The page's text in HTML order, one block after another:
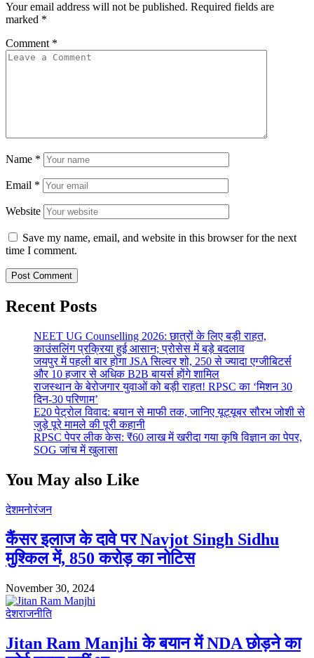
Your email address will not be published. Required fields are
marked *
Comment *
Name *
Email *
Website
Save my name, email, and website in this browser for the next
time I comment.
Recent Posts
NEET UG Counselling 2026: छात्रों के लिए बड़ी राहत,
काउंसलिंग प्रक्रिया हुई आसान; प्रोसेस में बड़े बदलाव
जयपुर में पहली बार होगा JSA सिल्वर शो, 250 से ज्यादा एग्जीबिटर्स
और 10 हजार से अधिक B2B बायर्स होंगे शामिल
राजस्थान के बेरोजगार युवाओं को बड़ी राहत! RPSC का ‘मिशन 30
दिन-30 परिणाम’
E20 पेट्रोल विवाद: बयान से माफी तक, जानिए यूट्यूबर सौरभ जोशी से
जुड़े पूरे मामले की पूरी कहानी
RPSC पेपर लीक केस: ₹60 लाख में खरीदा गया कृषि विज्ञान का पेपर,
SOG जांच में खुलासा
You May also Like
देशमनोरंजन
कैंसर इलाज के दावे पर Navjot Singh Sidhu
मुश्किल में, 850 करोड़ का नोटिस
November 30, 2024
देशराजनीति
Jitan Ram Manjhi के बयान में NDA छोड़ने का